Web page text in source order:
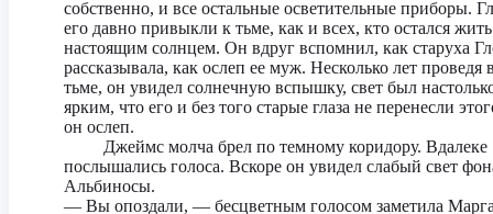
собственно, и все остальные осветительные приборы.
его давно привыкли к тьме, как и всех, кто остался
настоящим солнцем. Он вдруг вспомнил, как старуха
рассказывала, как ослеп ее муж. Несколько лет проведя
тьме, он увидел солнечную вспышку, свет был
ярким, что его и без того старые глаза не перенесли
он ослеп.
Джеймс молча брел по темному коридору. Вдалеке
послышались голоса. Вскоре он увидел слабый свет
Альбиносы.
— Вы опоздали, — бесцветным голосом заметила